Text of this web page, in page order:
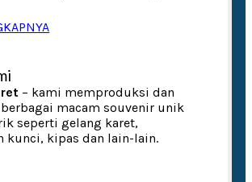
– kami memproduksi dan
macam souvenir unik
seperti gelang karet,
kunci, kipas dan lain-lain.